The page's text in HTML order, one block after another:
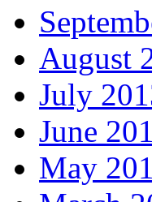
August
July
June
May